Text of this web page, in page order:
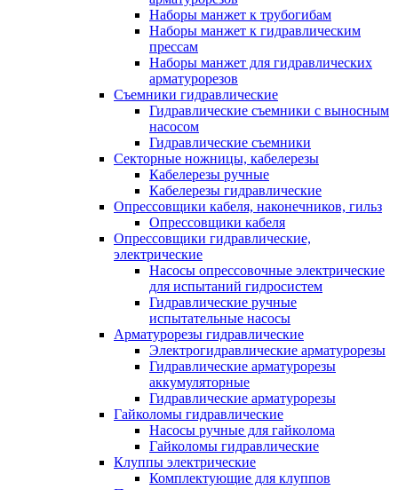
Наборы манжет к трубогибам
Наборы манжет к гидравлическим
прессам
Наборы манжет для гидравлических
арматурорезов
Съемники гидравлические
Гидравлические cъемники с выносным
насосом
Гидравлические съемники
Секторные ножницы, кабелерезы
Кабелерезы ручные
Кабелерезы гидравлические
Опрессовщики кабеля, наконечников, гильз
Опрессовщики кабеля
Опрессовщики гидравлические,
электрические
Насосы опрессовочные электрические
для испытаний гидросистем
Гидравлические ручные
испытательные насосы
Арматурорезы гидравлические
Электрогидравлические арматурорезы
Гидравлические арматурорезы
аккумуляторные
Гидравлические арматурорезы
Гайколомы гидравлические
Насосы ручные для гайколома
Гайколомы гидравлические
Клуппы электрические
Комплектующие для клуппов